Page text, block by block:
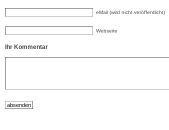
eMail (wird nicht veröffentlicht)
Webseite
Ihr Kommentar